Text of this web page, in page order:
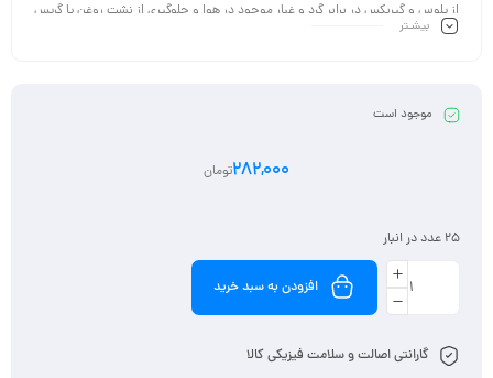
از پلوس و گیربکس در برابر گرد و غبار موجود در هوا و جلوگیری از نشت روغن یا گریس
از پلوس و گیربکس است.
های دور‌ه ای خودرو مورد بررسی قرار گیرد، زیرا آلودگی، پارگی یا معیوب بودن آن منجر
را به همراه دارد و در نهایت، باعث قفل کردن موتور خودرو و از بین رفتن آن می شود.
بیشـتر
موجود است
282,000تومان
25 عدد در انبار
افزودن به سبد خرید
گارانتی اصالت و سلامت فیزیکی کالا